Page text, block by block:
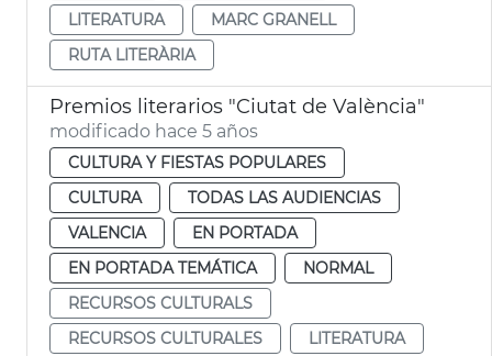
LITERATURA
MARC GRANELL
RUTA LITERÀRIA
Premios literarios "Ciutat de València"
modificado hace 5 años
CULTURA Y FIESTAS POPULARES
CULTURA
TODAS LAS AUDIENCIAS
VALENCIA
EN PORTADA
EN PORTADA TEMÁTICA
NORMAL
RECURSOS CULTURALS
RECURSOS CULTURALES
LITERATURA